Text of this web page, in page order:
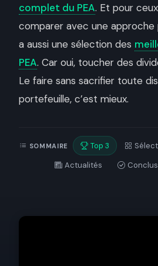
complet du PEA. Et pour
comparer avec une approche
a aussi une sélection des
PEA. Car oui, toucher des
Le faire sans sacrifier toute
portefeuille, c’est mieux.
SOMMAIRE Top 3
Actualités